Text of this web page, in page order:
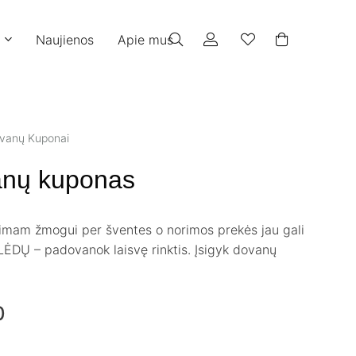
Naujienos Apie mus
Kuponai
kuponas
žmogui per šventes o norimos prekės jau gali
– padovanok laisvę rinktis. Įsigyk dovanų